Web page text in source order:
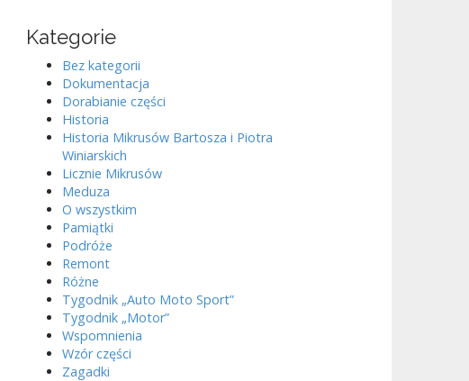
Kategorie
Bez kategorii
Dokumentacja
Dorabianie części
Historia
Historia Mikrusów Bartosza i Piotra
Winiarskich
Licznie Mikrusów
Meduza
O wszystkim
Pamiątki
Podróże
Remont
Różne
Tygodnik „Auto Moto Sport”
Tygodnik „Motor”
Wspomnienia
Wzór części
Zagadki